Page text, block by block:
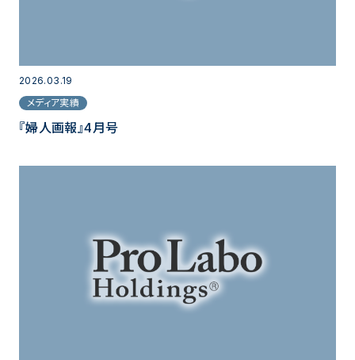
2026.03.19
メディア実績
『婦人画報』4月号